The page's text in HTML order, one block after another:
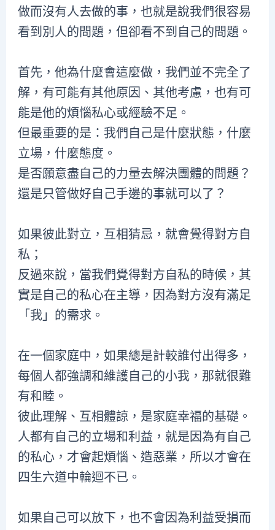
做而沒有人去做的事，也就是說我們很容易
看到別人的問題，但卻看不到自己的問題。
首先，他為什麼會這麼做，我們並不完全了
解，有可能有其他原因、其他考慮，也有可
能是他的煩惱私心或經驗不足。
但最重要的是：我們自己是什麼狀態，什麼
立場，什麼態度。
是否願意盡自己的力量去解決團體的問題？
還是只管做好自己手邊的事就可以了？
如果彼此對立，互相猜忌，就會覺得對方自
私；
反過來說，當我們覺得對方自私的時候，其
實是自己的私心在主導，因為對方沒有滿足
「我」的需求。
在一個家庭中，如果總是計較誰付出得多，
每個人都強調和維護自己的小我，那就很難
有和睦。
彼此理解、互相體諒，是家庭幸福的基礎。
人都有自己的立場和利益，就是因為有自己
的私心，才會起煩惱、造惡業，所以才會在
四生六道中輪迴不已。
如果自己可以放下，也不會因為利益受損而